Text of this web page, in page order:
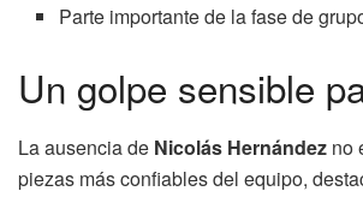
Parte importante de la fase de
Un golpe sensible
La ausencia de Nicolás Hernández no
piezas más confiables del equipo,